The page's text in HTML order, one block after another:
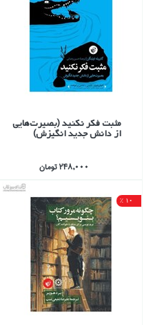
مثبت فكر نكنيد (بصيرت‌هايي
از دانش جديد انگيزش)
248,000 تومان
10 %